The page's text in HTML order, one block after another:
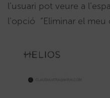
l’usuari pot veure a
l’opció “Eliminar el meu